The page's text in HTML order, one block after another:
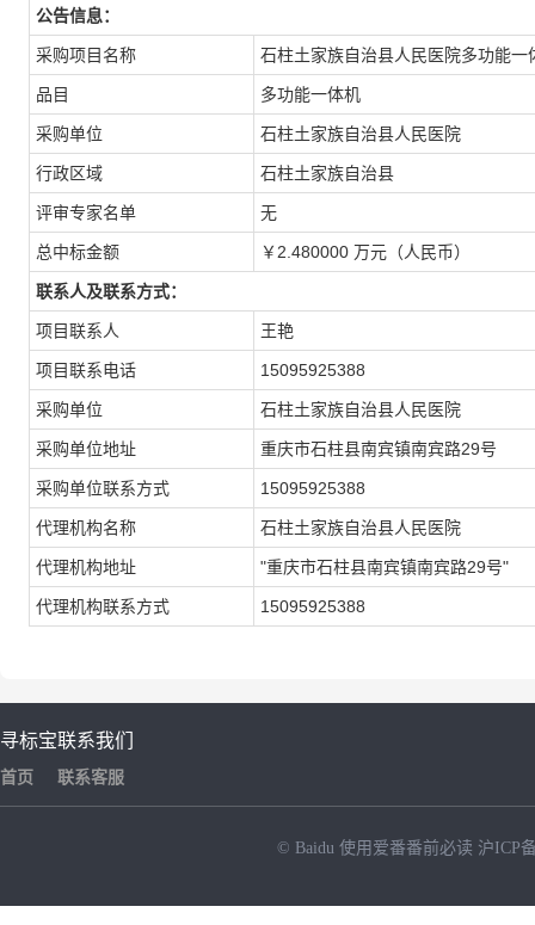
公告信息：
采购项目名称 石柱土家族自治县人民医院多功能一
品目 多功能一体机
采购单位 石柱土家族自治县人民医院
行政区域 石柱土家族自治县
评审专家名单 无
总中标金额 ￥2.480000 万元（人民币）
联系人及联系方式：
项目联系人 王艳
项目联系电话 15095925388
采购单位 石柱土家族自治县人民医院
采购单位地址 重庆市石柱县南宾镇南宾路29号
采购单位联系方式 15095925388
代理机构名称 石柱土家族自治县人民医院
代理机构地址 "重庆市石柱县南宾镇南宾路29号"
代理机构联系方式 15095925388
寻标宝
首页
联系我们
联系客服
© Baidu 使用爱番番前必读 沪ICP